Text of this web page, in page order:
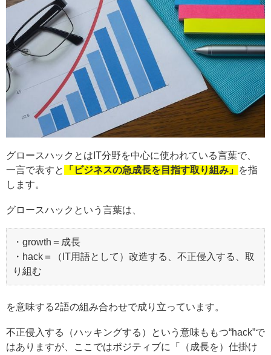
グロースハックとはIT分野を中心に使われている言葉で、
一言で表すと
「ビジネスの急成長を目指す取り組み」
を指
します。
グロースハックという言葉は、
・growth＝成長
・hack＝（IT用語として）改造する、不正侵入する、取
り組む
を意味する2語の組み合わせで成り立っています。
不正侵入する（ハッキングする）という意味ももつ“hack”で
はありますが、ここではポジティブに「（成長を）仕掛け